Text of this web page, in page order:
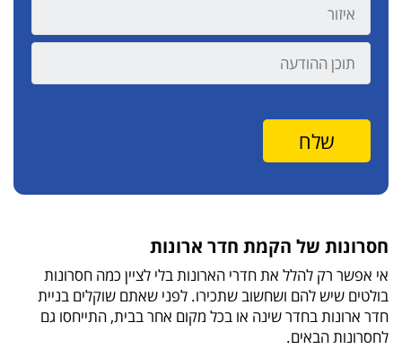
חסרונות של הקמת חדר ארונות
אי אפשר רק להלל את חדרי הארונות בלי לציין כמה חסרונות
בולטים שיש להם ושחשוב שתכירו. לפני שאתם שוקלים בניית
חדר ארונות בחדר שינה או בכל מקום אחר בבית, התייחסו גם
לחסרונות הבאים.